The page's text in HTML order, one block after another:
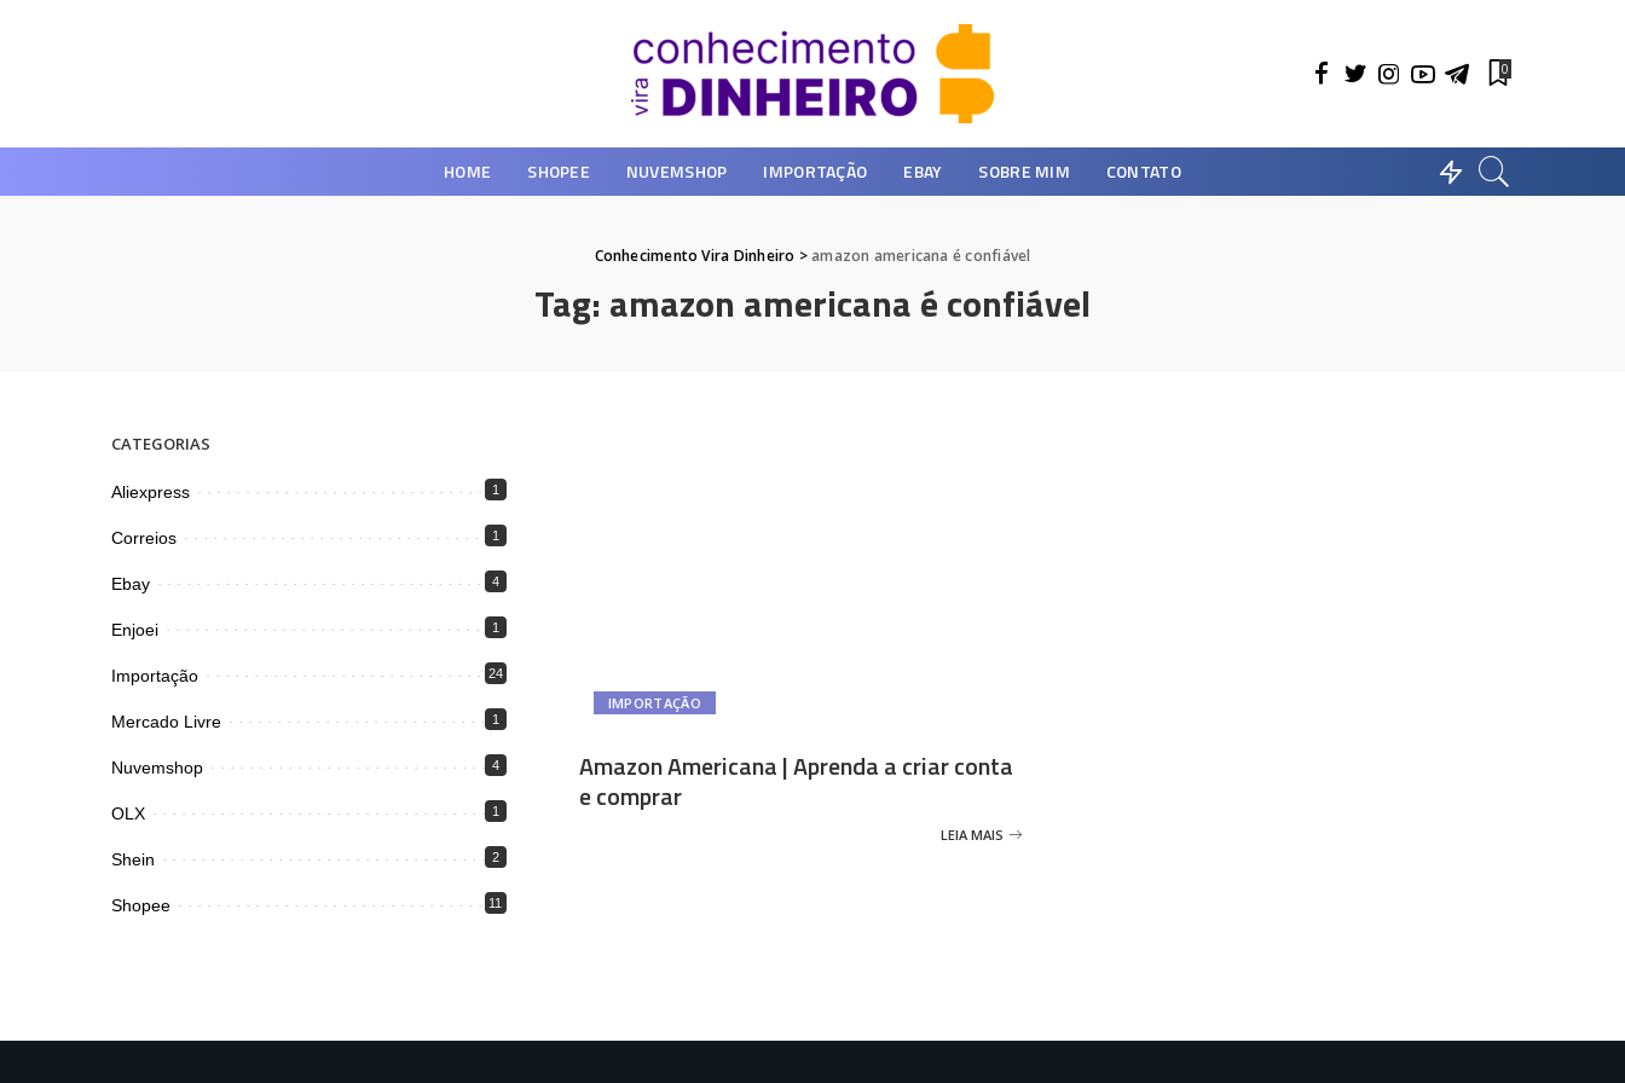
0
HOME SHOPEE NUVEMSHOP IMPORTAÇÃO EBAY SOBRE MIM CONTATO
Conhecimento Vira Dinheiro >amazon americana é confiável
Tag: amazon americana é confiável
IMPORTAÇÃO
Amazon Americana | Aprenda a criar conta
e comprar
LEIA MAIS
CATEGORIAS
Aliexpress 1
Correios 1
Ebay 4
Enjoei 1
Importação 24
Mercado Livre 1
Nuvemshop 4
OLX 1
Shein 2
Shopee 11